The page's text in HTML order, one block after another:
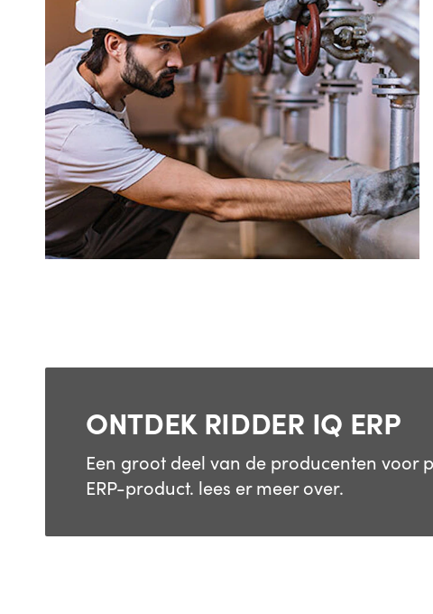
ONTDEK RIDDER IQ ERP
Een groot deel van de producenten voor
ERP-product. lees er meer over.